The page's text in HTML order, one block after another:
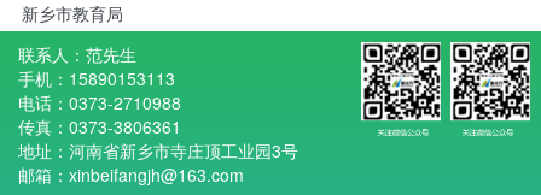
新乡市教育局
联系人：范先生
手机：15890153113
电话：0373-2710988
传真：0373-3806361
地址：河南省新乡市寺庄顶工业园3号
邮箱：xinbeifangjh@163.com